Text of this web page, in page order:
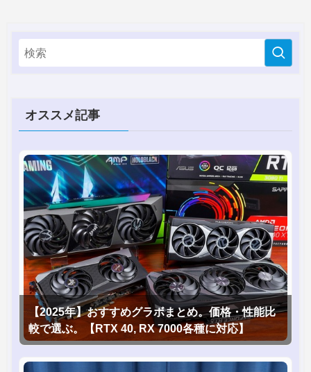
オススメ記事
【2025年】おすすめグラボまとめ。価格・性能比
較で選ぶ。【RTX 40, RX 7000各種に対応】